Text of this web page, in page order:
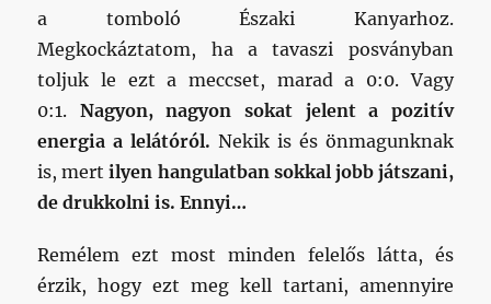
a tomboló Északi Kanyarhoz.
Megkockáztatom, ha a tavaszi posványban
toljuk le ezt a meccset, marad a 0:0. Vagy
0:1. Nagyon, nagyon sokat jelent a pozitív
energia a lelátóról. Nekik is és önmagunknak
is, mertilyen hangulatban sokkal jobb játszani,
de drukkolni is. Ennyi…
Remélem ezt most minden felelős látta, és
érzik, hogy ezt meg kell tartani, amennyire